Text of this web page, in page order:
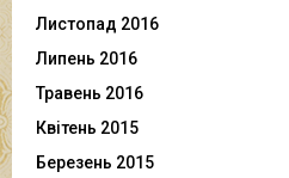
Листопад 2016
Липень 2016
Травень 2016
Квітень 2015
Березень 2015